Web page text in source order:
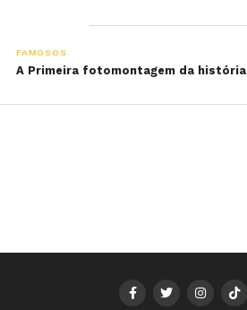
FAMOSOS
A Primeira fotomontagem da história